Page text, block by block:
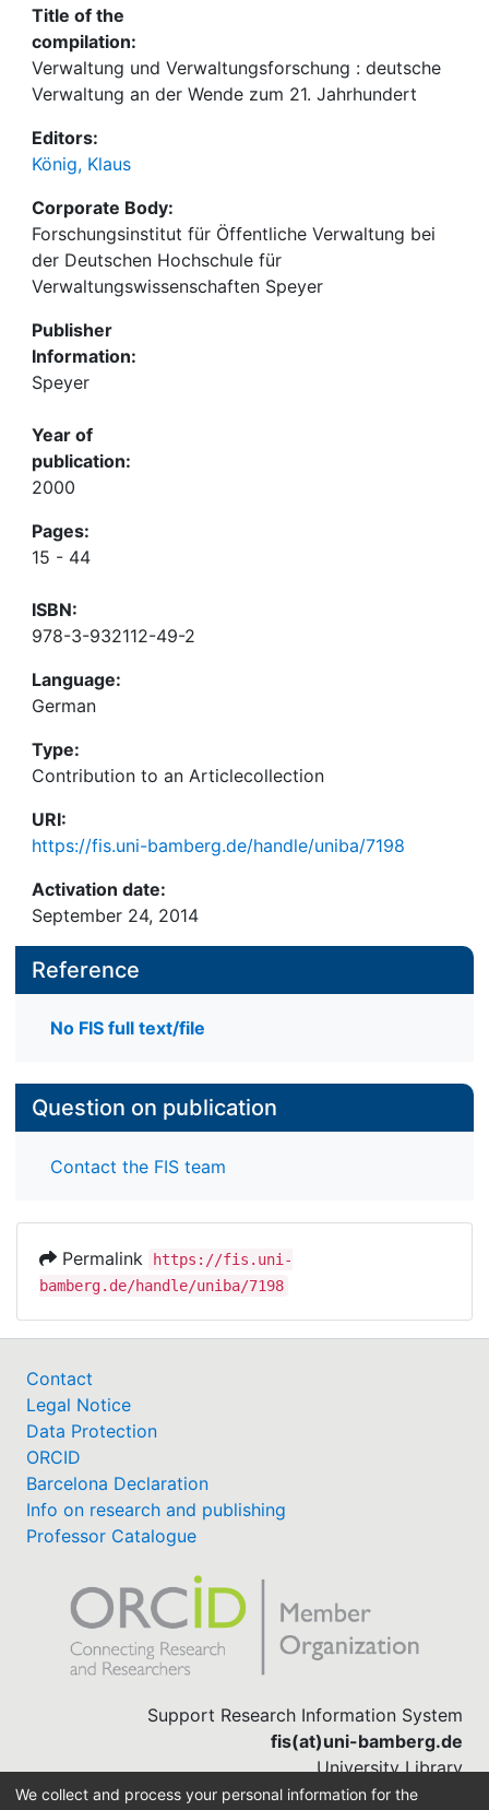
Title of the
compilation:
Verwaltung und Verwaltungsforschung : deutsche
Verwaltung an der Wende zum 21. Jahrhundert
Editors:
König, Klaus
Corporate Body:
Forschungsinstitut für Öffentliche Verwaltung bei
der Deutschen Hochschule für
Verwaltungswissenschaften Speyer
Publisher
Information:
Speyer
Year of
publication:
2000
Pages:
15 - 44
ISBN:
978-3-932112-49-2
Language:
German
Type:
Contribution to an Articlecollection
URI:
https://fis.uni-bamberg.de/handle/uniba/7198
Activation date:
September 24, 2014
Reference
No FIS full text/file
Question on publication
Contact the FIS team
Permalink
https://fis.uni-
bamberg.de/handle/uniba/7198
Contact
Legal Notice
Data Protection
ORCID
Barcelona Declaration
Info on research and publishing
Professor Catalogue
Support Research Information System
fis(at)uni-bamberg.de
University Library
(0951) 863-1568
We collect and process your personal information for the